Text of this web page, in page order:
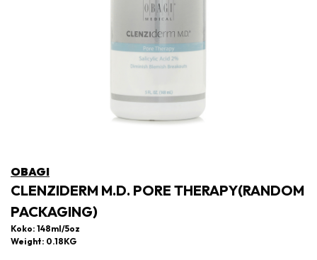
OBAGI
CLENZIDERM M.D. PORE THERAPY(RANDOM
PACKAGING)
Koko: 148ml/5oz
Weight: 0.18KG